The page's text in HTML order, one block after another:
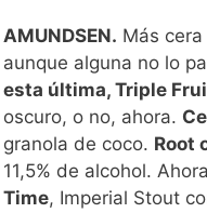
AMUNDSEN. Más
aunque alguna no lo
esta última, Triple
oscuro, o no, ahora.
granola de coco. Root
11,5% de alcohol.
Time, Imperial Stout